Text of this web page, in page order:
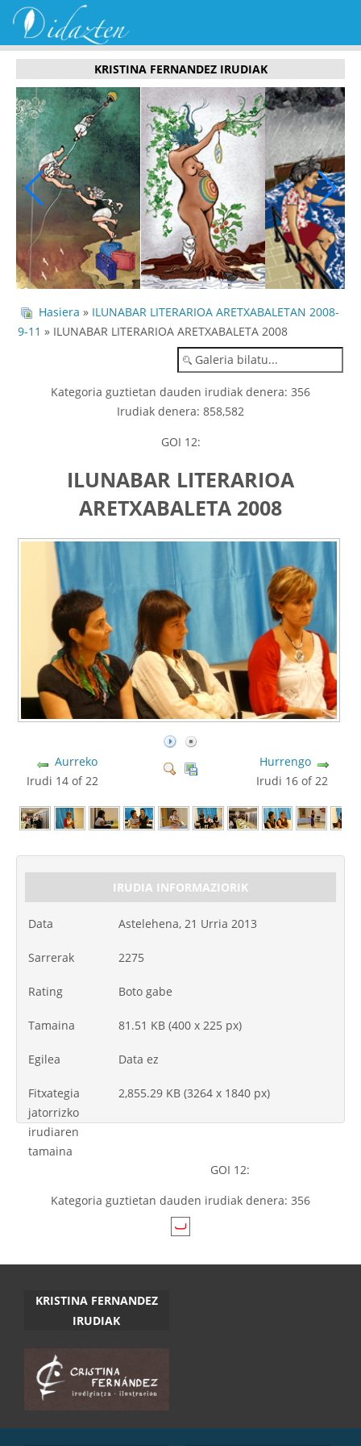
KRISTINA FERNANDEZ IRUDIAK
Hasiera » ILUNABAR LITERARIOA ARETXABALETAN 2008-
9-11 » ILUNABAR LITERARIOA ARETXABALETA 2008
Kategoria guztietan dauden irudiak denera: 356
Irudiak denera: 858,582
GOI 12:
ILUNABAR LITERARIOA
ARETXABALETA 2008
Aurreko
Irudi 14 of 22
Hurrengo
Irudi 16 of 22
IRUDIA INFORMAZIORIK
Data Astelehena, 21 Urria 2013
Sarrerak 2275
Rating Boto gabe
Tamaina 81.51 KB (400 x 225 px)
Egilea Data ez
Fitxategia
jatorrizko
irudiaren
tamaina
2,855.29 KB (3264 x 1840 px)
GOI 12:
Kategoria guztietan dauden irudiak denera: 356
KRISTINA FERNANDEZ
IRUDIAK